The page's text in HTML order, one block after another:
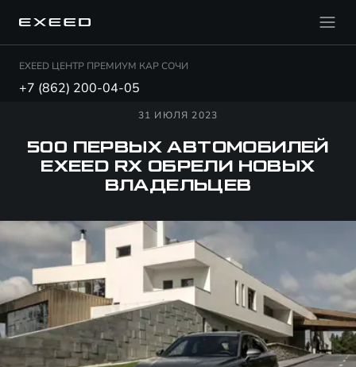
EXEED ЦЕНТР ПРЕМИУМ КАР СОЧИ
+7 (862) 200-04-05
31 ИЮЛЯ 2023
500 ПЕРВЫХ АВТОМОБИЛЕЙ
EXEED RX ОБРЕЛИ НОВЫХ
ВЛАДЕЛЬЦЕВ